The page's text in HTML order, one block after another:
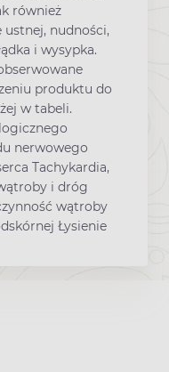
również
ustnej, nudności,
i wysypka.
produktu do
w tabeli.
nerwowego
Tachykardia,
i dróg
wątroby
Łysienie